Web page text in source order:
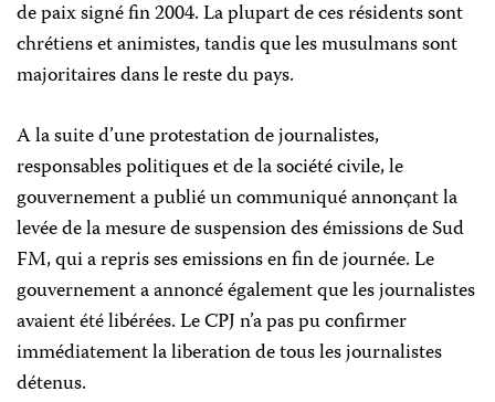
de paix signé fin 2004. La plupart de ces résidents sont
chrétiens et animistes, tandis que les musulmans sont
majoritaires dans le reste du pays.
A la suite d’une protestation de journalistes,
responsables politiques et de la société civile, le
gouvernement a publié un communiqué annonçant la
levée de la mesure de suspension des émissions de Sud
FM, qui a repris ses emissions en fin de journée. Le
gouvernement a annoncé également que les journalistes
avaient été libérées. Le CPJ n’a pas pu confirmer
immédiatement la liberation de tous les journalistes
détenus.